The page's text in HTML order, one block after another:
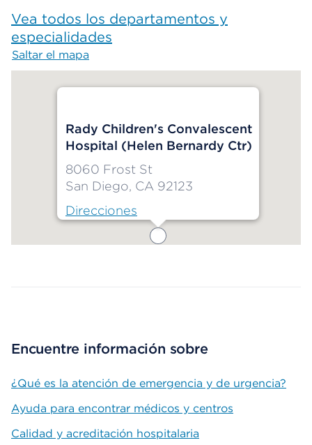
Vea todos los departamentos y
especialidades
Saltar el mapa
Rady Children's Convalescent
Hospital (Helen Bernardy Ctr)
8060 Frost St
San Diego, CA 92123
Direcciones
Encuentre información sobre
¿Qué es la atención de emergencia y de urgencia?
Ayuda para encontrar médicos y centros
Calidad y acreditación hospitalaria